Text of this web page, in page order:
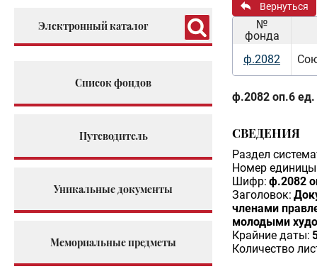
Электронный каталог
Список фондов
Путеводитель
Уникальные документы
Мемориальные предметы
Вернуться
№
фонда
ф.2082
ф.2082 оп.6 ед.
СВЕДЕНИЯ
Раздел
Номер единицы
Шифр: ф.2082
Заголовок:
членами
молодыми
Крайние даты:
Количество